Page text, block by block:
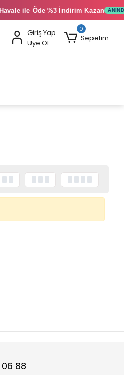
ile Öde%3 İndirimKazan ANINDA
Giriş Yap
Üye Ol
0
Sepetim
06 88